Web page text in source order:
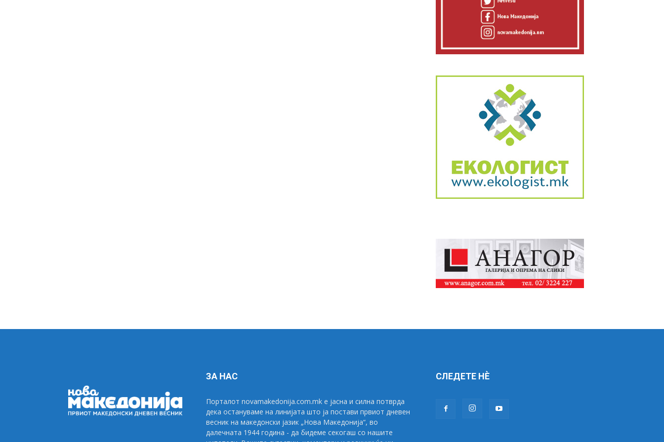
ЗА НАС
Порталот novamakedonija.com.mk е јасна и силна потврда
дека остануваме на линијата што ја постави првиот дневен
весник на македонски јазик „Нова Македонија“, во
далечната 1944 година - да бидеме секогаш со нашите
СЛЕДЕТЕ НÈ